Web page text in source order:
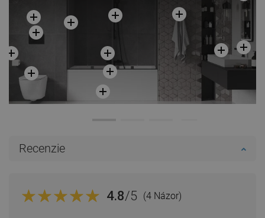
Recenzie
4.8/5 (4 Názor)